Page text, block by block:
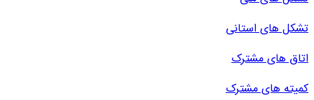
تشکل های استانی
اتاق های مشترک
کمیته های مشترک